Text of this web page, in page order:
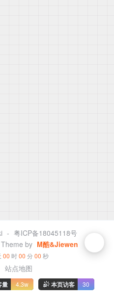
- 粤ICP备18045118号
by M酷&Jiewen
00 时00 分 00 秒
站点地图
量 4.3w 本页访客 30